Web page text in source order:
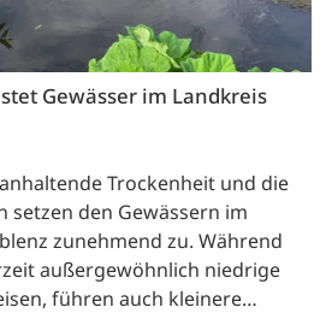
Gewässer im Landkreis
Trockenheit und die
setzen den Gewässern im
zunehmend zu. Während
außergewöhnlich niedrige
führen auch kleinere…